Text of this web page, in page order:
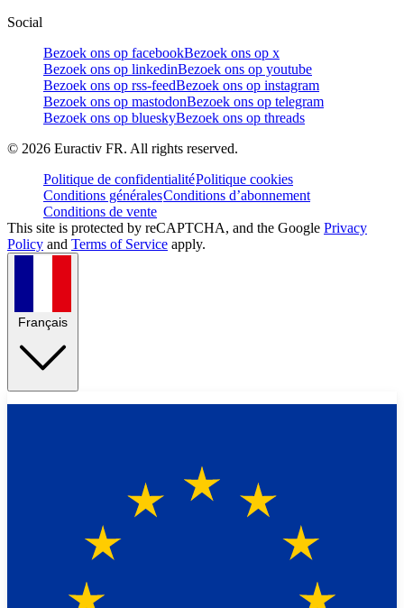
Social
Bezoek ons op facebookBezoek ons op x
Bezoek ons op linkedinBezoek ons op youtube
Bezoek ons op rss-feedBezoek ons op instagram
Bezoek ons op mastodonBezoek ons op telegram
Bezoek ons op blueskyBezoek ons op threads
© 2026 Euractiv FR. All rights reserved.
Politique de confidentialitéPolitique cookies
Conditions généralesConditions d’abonnement
Conditions de vente
This site is protected by reCAPTCHA, and the Google Privacy
Policy and Terms of Service apply.
Français